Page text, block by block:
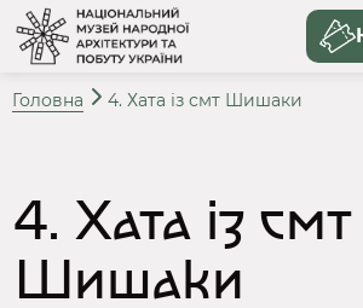
Головна 4. Хата із смт Шишаки
4. Хата із смт
Шишаки